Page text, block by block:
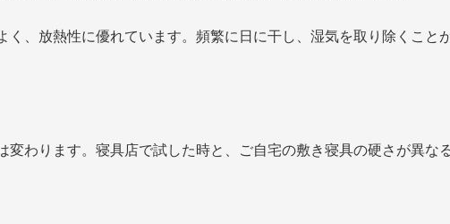
、放熱性に優れています。頻繁に日に干し、湿気を取り除くこと
わります。寝具店で試した時と、ご自宅の敷き寝具の硬さが異な